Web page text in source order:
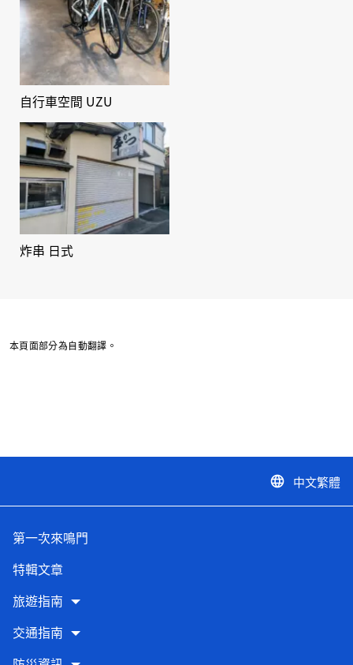
自行車空間 UZU
炸串 日式
本頁面部分為自動翻譯。
language 中文繁體
第一次來鳴門
特輯文章
旅遊指南
交通指南